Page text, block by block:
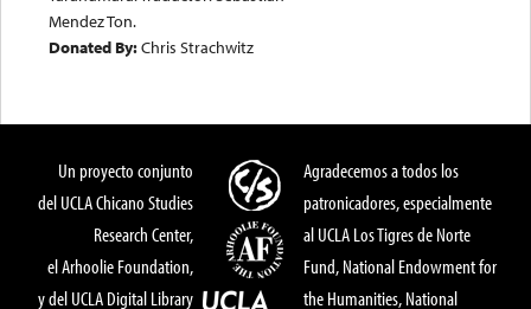
Mendez Ton.
Donated By:Chris Strachwitz
Un proyecto conjunto
del UCLA Chicano Studies
Research Center,
el Arhoolie Foundation,
y del UCLA Digital Library
Agradecemos a todos los
patronicadores, especialmente
al UCLA Los Tigres de Norte
Fund, National Endowment for
the Humanities, National